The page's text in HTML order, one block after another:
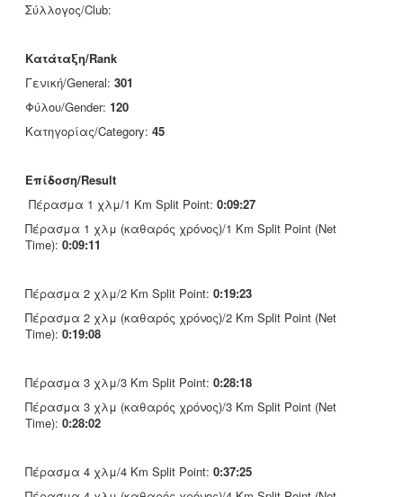
Σύλλογος/Club:
Κατάταξη/Rank
Γενική/General: 301
Φύλου/Gender: 120
Κατηγορίας/Category: 45
Επίδοση/Result
Πέρασμα 1 χλμ/1 Km Split Point: 0:09:27
Πέρασμα 1 χλμ (καθαρός χρόνος)/1 Km Split Point (Net
Time): 0:09:11
Πέρασμα 2 χλμ/2 Km Split Point: 0:19:23
Πέρασμα 2 χλμ (καθαρός χρόνος)/2 Km Split Point (Net
Time): 0:19:08
Πέρασμα 3 χλμ/3 Km Split Point: 0:28:18
Πέρασμα 3 χλμ (καθαρός χρόνος)/3 Km Split Point (Net
Time): 0:28:02
Πέρασμα 4 χλμ/4 Km Split Point: 0:37:25